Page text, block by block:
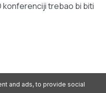
konferenciji trebao bi biti
and ads, to provide social